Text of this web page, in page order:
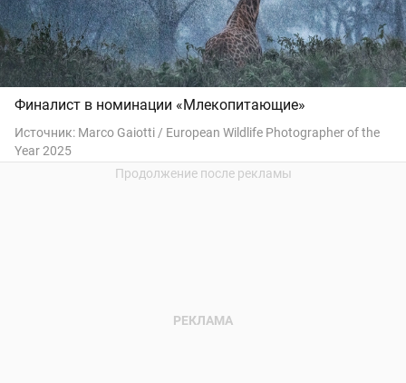
Финалист в номинации «Млекопитающие»
Источник: Marco Gaiotti / European Wildlife Photographer of the
Year 2025